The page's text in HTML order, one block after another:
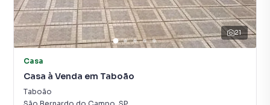
21
Casa
Casa à Venda em Taboão
Taboão